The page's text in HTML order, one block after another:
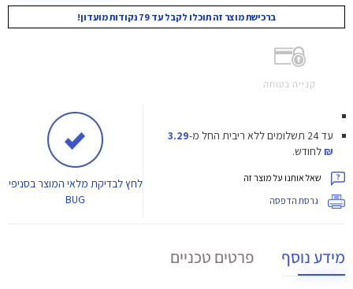
ברכישת מוצר זה תוכלו לקבל עד 79 נקודות מועדון!
קנייה בטוחה
עד 24 תשלומים ללא ריבית החל מ-3.29
₪לחודש.
שאל אותנו על מוצר זה
גרסת הדפסה
לחץלבדיקת מלאי המוצר בסניפי
BUG
מידע נוסף פרטים טכניים